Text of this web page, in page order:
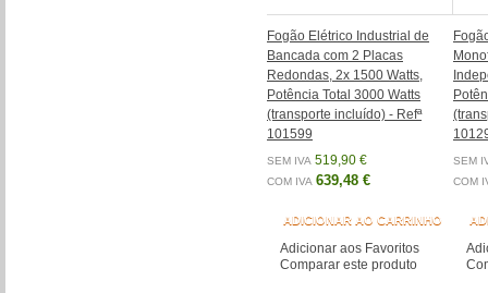
Fogão Elétrico Industrial de
Bancada com 2 Placas
Redondas, 2x 1500 Watts,
Potência Total 3000 Watts
(transporte incluído) - Refª
101599
SEM IVA 519,90 €
COM IVA 639,48 €
ADICIONAR AO CARRINHO
Adicionar aos Favoritos
Comparar este produto
SEM
COM